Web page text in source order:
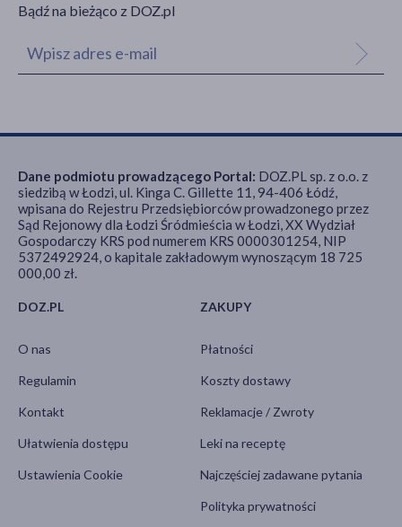
Bądź na bieżąco z DOZ.pl
DOZ.PL
O nas
Regulamin
Kontakt
Ułatwienia dostępu
Ustawienia Cookie
ZAKUPY
Płatności
Koszty dostawy
Reklamacje / Zwroty
Leki na receptę
Najczęściej zadawane pytania
Polityka prywatności
Dane podmiotu prowadzącego Portal: DOZ.PL sp. z o.o. z
siedzibą w Łodzi, ul. Kinga C. Gillette 11, 94-406 Łódź,
wpisana do Rejestru Przedsiębiorców prowadzonego przez
Sąd Rejonowy dla Łodzi Śródmieścia w Łodzi, XX Wydział
Gospodarczy KRS pod numerem KRS 0000301254, NIP
5372492924, o kapitale zakładowym wynoszącym 18 725
000,00 zł.